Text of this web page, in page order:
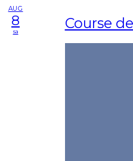
AUG
8
sa Course